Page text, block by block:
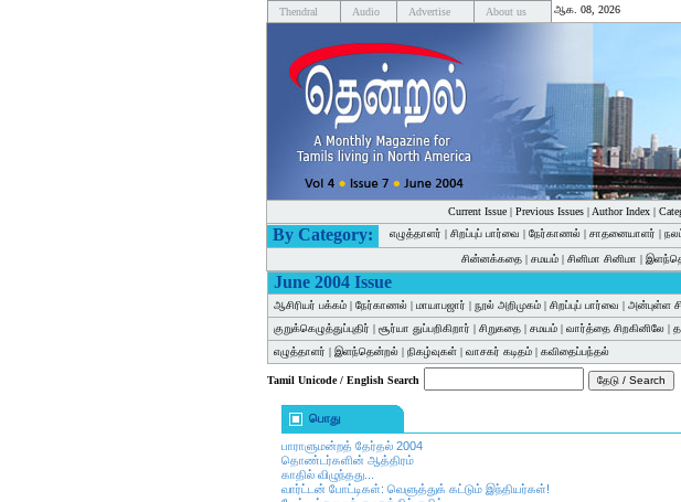
Thendral Audio Advertise About us ஆக. 08, 2026
Current Issue| Previous Issues| Author Index|
By Category: எழுத்தாளர் | சிறப்புப் பார்வை | நேர்காணல் | சாதனையாளர் |
சின்னக்கதை | சமயம் | சினிமா சினிமா |
June 2004 Issue
ஆசிரியர் பக்கம் | நேர்காணல் | மாயாபஜார் | நூல் அறிமுகம் | சிறப்புப் பார்வை | அன்புள்ள
குறுக்கெழுத்துப்புதிர் | சூர்யா துப்பறிகிறார் | சிறுகதை | சமயம் | வார்த்தை சிறகினிலே |
எழுத்தாளர் | இளந்தென்றல் | நிகழ்வுகள் | வாசகர் கடிதம் | கவிதைப்பந்தல்
Tamil Unicode / English Search
பொது
பாராளுமன்றத் தேர்தல் 2004
தொண்டர்களின் ஆத்திரம்
காதில் விழுந்தது...
வார்ட்டன் போட்டிகள்: வெளுத்துக் கட்டும் இந்தியர்கள்!